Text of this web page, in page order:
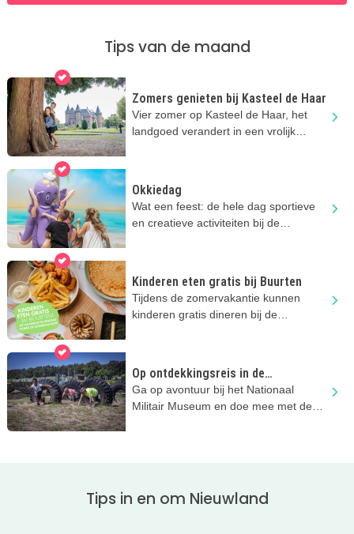
Tips van de maand
Zomers genieten bij Kasteel de Haar
Vier zomer op Kasteel de Haar, het
landgoed verandert in een vrolijk
Okkiedag
Wat een feest: de hele dag sportieve
en creatieve activiteiten bij de
Kinderen eten gratis bij Buurten
Tijdens de zomervakantie kunnen
kinderen gratis dineren bij de
Op ontdekkingsreis in de
zomervakantie
Ga op avontuur bij het Nationaal
Militair Museum en doe mee met de
Tips in en om Nieuwland